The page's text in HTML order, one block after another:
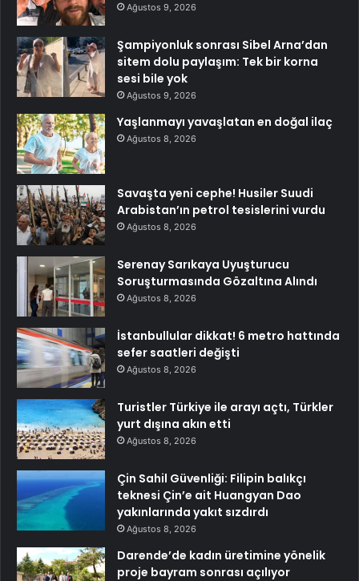
Ağustos 9, 2026
Şampiyonluk sonrası Sibel Arna’dan
sitem dolu paylaşım: Tek bir korna
sesi bile yok
Ağustos 9, 2026
Yaşlanmayı yavaşlatan en doğal ilaç
Ağustos 8, 2026
Savaşta yeni cephe! Husiler Suudi
Arabistan’ın petrol tesislerini vurdu
Ağustos 8, 2026
Serenay Sarıkaya Uyuşturucu
Soruşturmasında Gözaltına Alındı
Ağustos 8, 2026
İstanbullular dikkat! 6 metro hattında
sefer saatleri değişti
Ağustos 8, 2026
Turistler Türkiye ile arayı açtı, Türkler
yurt dışına akın etti
Ağustos 8, 2026
Çin Sahil Güvenliği: Filipin balıkçı
teknesi Çin’e ait Huangyan Dao
yakınlarında yakıt sızdırdı
Ağustos 8, 2026
Darende’de kadın üretimine yönelik
proje bayram sonrası açılıyor